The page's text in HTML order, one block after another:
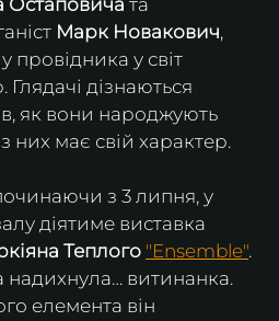
Остаповича та
Марк Новакович,
провідника у світ
дізнаються
як вони народжують
них має свій характер.
з 3 липня, у
діятиме виставка
Теплого "Ensemble".
витинанка.
елемента він